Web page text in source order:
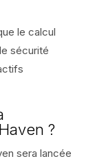
le calcul
sécurité
?
sera lancée